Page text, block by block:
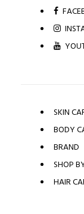
SKIN
BODY
BRAND
SHOP
HAIR